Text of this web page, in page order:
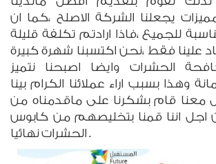
يجعلنا الشركة الاصلح ،كما ان
للجميع ،فاذا ارادتم تكلفة قليلة
علينا فقط ،نحن اكتسبنا شهرة كبيرة
الحشرات وايضا اصبحنا نتميز
وهذا بسبب اراء عملائنا الكرام بينا
معنا قام بشكرنا على ماقدمناه من
اجل اننا قمنا بتخليصهم من كابوس
الحشرات نهائيا .